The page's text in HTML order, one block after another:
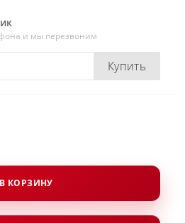
и мы перезвоним
Купить
В КОРЗИНУ